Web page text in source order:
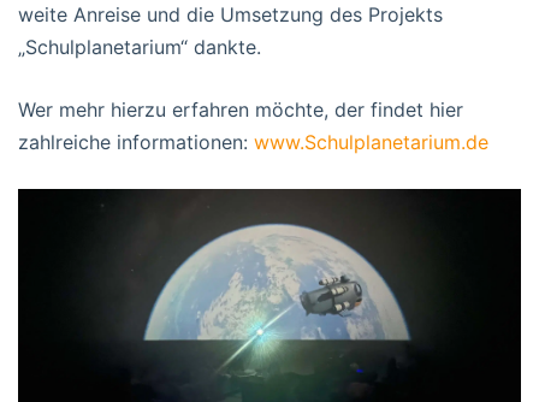
weite Anreise und die Umsetzung des Projekts
„Schulplanetarium“ dankte.
Wer mehr hierzu erfahren möchte, der findet hier
zahlreiche informationen: www.Schulplanetarium.de